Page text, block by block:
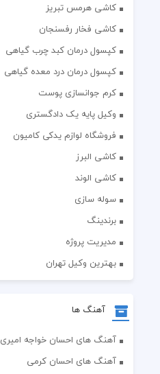
کاشی هرمس تبریز
کاشی فخار رفسنجان
کپسول درمان کبد چرب گیاهی
کپسول درمان درد معده گیاهی
کرم جوانسازی پوست
وکیل پایه یک دادگستری
فروشگاه لوازم یدکی کامیون
کاشی البرز
کاشی الوند
سوله سازی
برندینگ
مدیریت پروژه
بهترین وکیل تهران
آهنگ ها
آهنگ های احسان خواجه امیری
آهنگ های احسان کرمی